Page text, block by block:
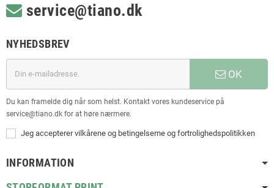
service@tiano.dk
NYHEDSBREV
OK
Du kan framelde dig når som helst. Kontakt vores kundeservice på
service@tiano.dk for at høre nærmere.
Jeg accepterer vilkårene og betingelserne og fortrolighedspolitikken
INFORMATION